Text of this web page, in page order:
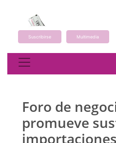
Suscribirse Multimedia
Foro de
promueve
importaciones